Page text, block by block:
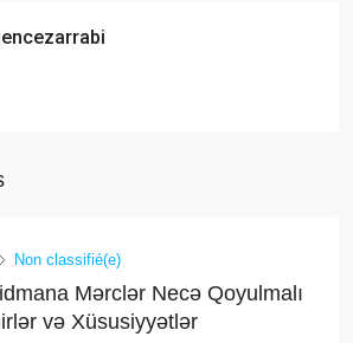
Non classifié(e)
Mərclər Necə Qoyulmalı
və Xüsusiyyətlər